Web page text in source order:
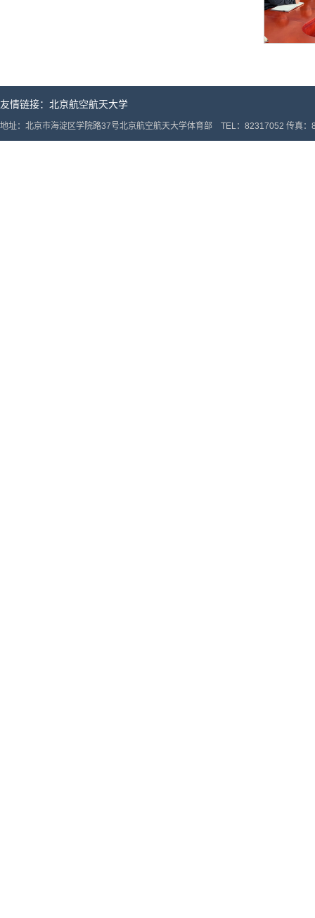
友情链接： 北京航空航天大学
地址：北京市海淀区学院路37号北京航空航天大学体育部 TEL：82317052 传真